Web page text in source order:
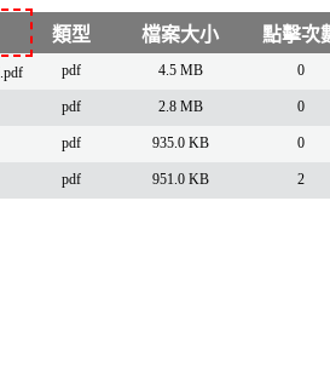
類型 檔案大小 點擊次
pdf 4.5 MB 0
pdf 2.8 MB 0
pdf 935.0 KB 0
pdf 951.0 KB 2